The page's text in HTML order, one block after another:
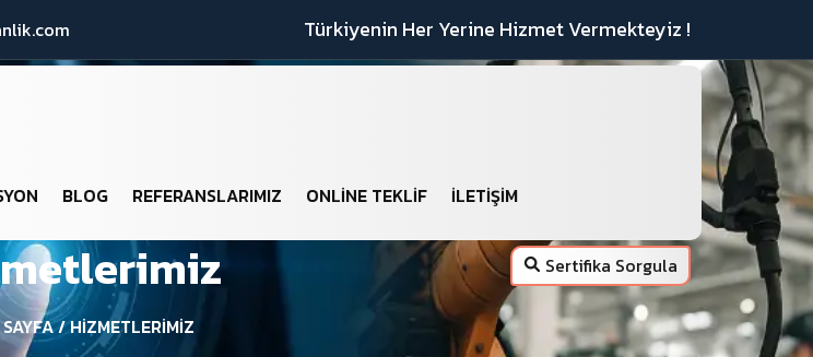
Türkiyenin Her Yerine Hizmet Vermekteyiz !
BLOG REFERANSLARIMIZ ONLINE TEKLIF İLETIŞIM
Sertifika Sorgula
/ HIZMETLERIMIZ